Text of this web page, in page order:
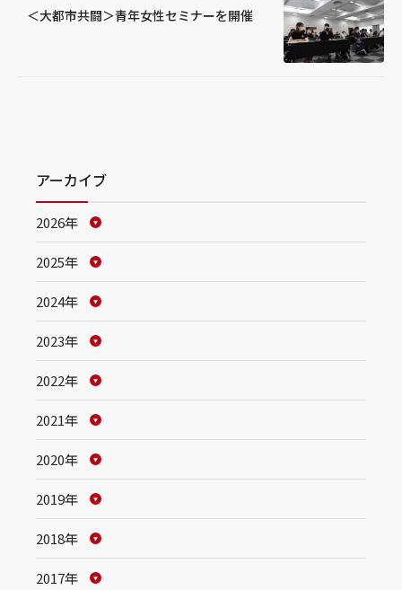
＜大都市共闘＞青年女性セミナーを開催
アーカイブ
2026年
2025年
2024年
2023年
2022年
2021年
2020年
2019年
2018年
2017年